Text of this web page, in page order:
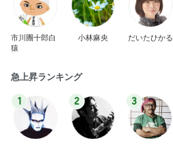
市川團十郎白
猿
小林麻央 だいたひかる
急上昇ランキング
1 2 3